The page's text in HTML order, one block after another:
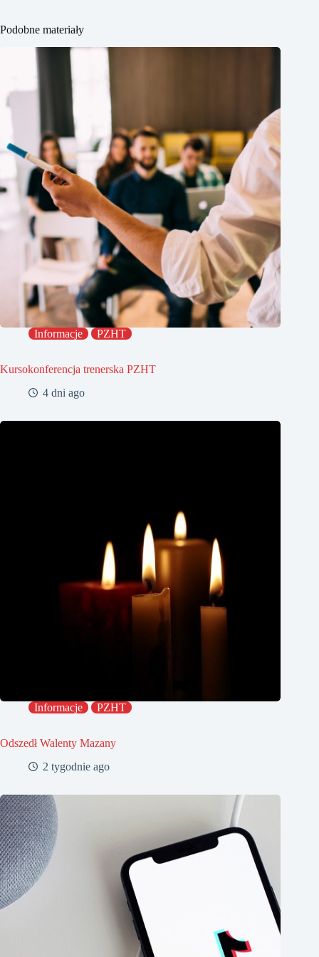
Podobne materiały
Informacje PZHT
Kursokonferencja trenerska PZHT
4 dni ago
Informacje PZHT
Odszedł Walenty Mazany
2 tygodnie ago